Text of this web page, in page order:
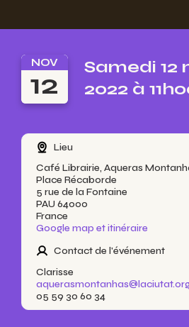
NOV
12
Samedi 12
2022 à
Lieu
Café Librairie, Aqueras
Place Récaborde
5 rue de la Fontaine
PAU 64000
France
Google map et itinéraire
Contact de l'événement
Clarisse
05 59 30 60 34